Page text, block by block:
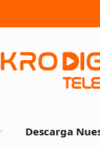
Descarga